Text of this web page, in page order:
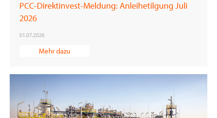
PCC-Direktinvest-Meldung: Anleihetilgung Juli
2026
01.07.2026
Mehr dazu